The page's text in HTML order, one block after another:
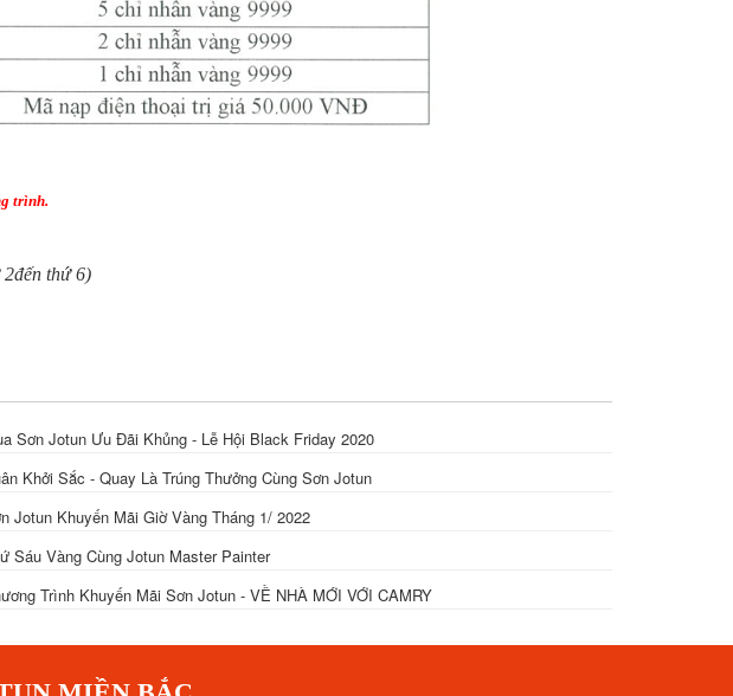
trình.
thứ 6)
Sơn Jotun Ưu Đãi Khủng - Lễ Hội Black Friday 2020
Khởi Sắc - Quay Là Trúng Thưởng Cùng Sơn Jotun
Jotun Khuyến Mãi Giờ Vàng Tháng 1/ 2022
Sáu Vàng Cùng Jotun Master Painter
Trình Khuyến Mãi Sơn Jotun - VỀ NHÀ MỚI VỚI CAMRY